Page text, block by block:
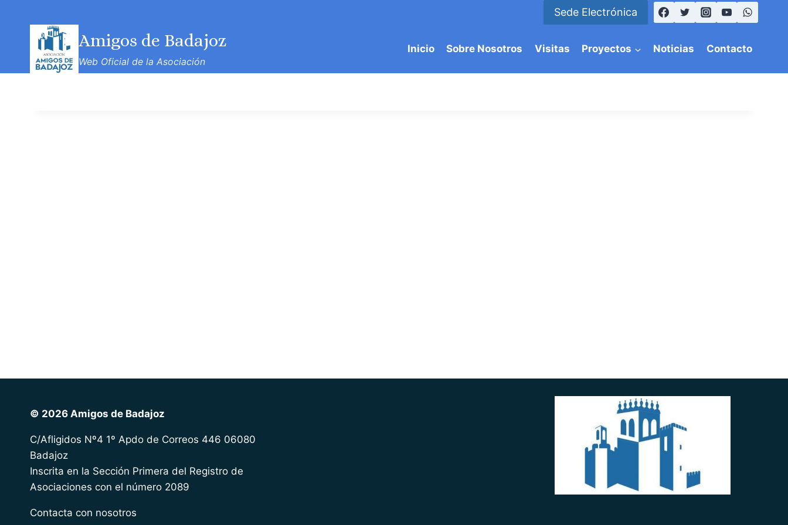
Sede Electrónica
Amigos de Badajoz
Web Oficial de la Asociación
Inicio Sobre Nosotros Visitas Proyectos Noticias Contacto
© 2026 Amigos de Badajoz
C/Afligidos Nº4 1º Apdo de Correos 446 06080
Badajoz
Inscrita en la Sección Primera del Registro de
Asociaciones con el número 2089
Contacta con nosotros